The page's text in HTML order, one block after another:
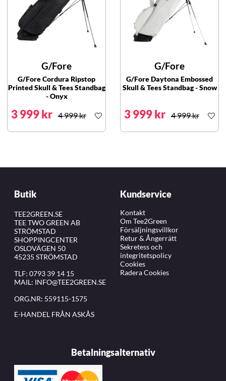
G/Fore
G/Fore Cordura Ripstop
Printed Skull & Tees Standbag
- Onyx
3 999 kr 4 999 kr
G/Fore
G/Fore Daytona Embossed
Skull & Tees Standbag - Snow
3 999 kr 4 999 kr
Butik
TEE2GREEN.SE
TEE TWO GREEN AB
STRÖMSTAD
SHOPPINGCENTER
OSLOVÄGEN 50
45235 STRÖMSTAD
TLF: 0793 39 14 15
MAIL: INFO@TEE2GREEN.SE
ORG.NR: 559115-1575
E-HANDEL FRÅN ASKÅS
Kundservice
Kontakt
Om Tee2Green
Försäljningsvillkor
Retur & Ångerrätt
Sekretess och
integritetspolicy
Cookies
Radera Cookies
Betalningsalternativ